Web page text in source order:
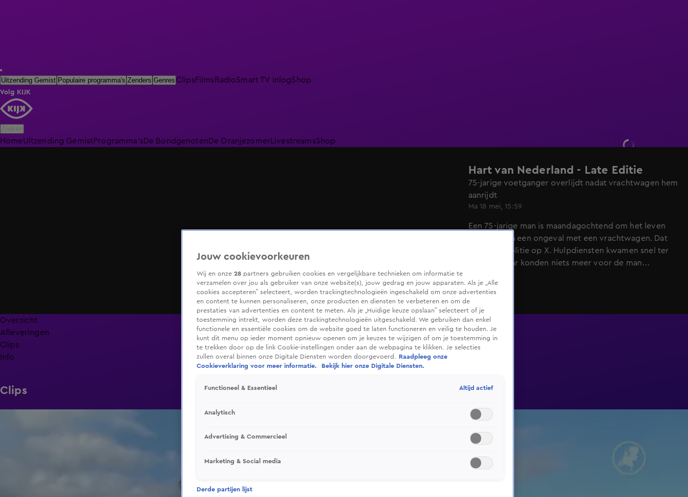
Uitzending Gemist Populaire programma's Zenders Genres ClipsFilmsRadioSmart TV inlogShop
Volg KIJK
HomeUitzending GemistProgramma'sDe BondgenotenDe Oranjezomer LivestreamsShop
Hart van Nederland - Late Editie
75-jarige voetganger overlijdt nadat vrachtwagen hem
aanrijdt
Ma 18 mei, 15:59
Een 75-jarige man is maandagochtend om het leven
gekomen na een ongeval met een vrachtwagen. Dat
meldt de politie op X. Hulpdiensten kwamen snel ter
plaatse, maar konden niets meer voor de man
Overzicht
Afleveringen
Clips
Info
Clips
Jouw cookievoorkeuren
Wij en onze 28 partners gebruiken cookies en vergelijkbare technieken om informatie te
verzamelen over jou als gebruiker van onze website(s), jouw gedrag en jouw apparaten. Als je „Alle
cookies accepteren” selecteert, worden trackingtechnologieën ingeschakeld om onze advertenties
en content te kunnen personaliseren, onze producten en diensten te verbeteren en om de
prestaties van advertenties en content te meten. Als je „Huidige keuze opslaan” selecteert of je
toestemming intrekt, worden deze trackingtechnologieën uitgeschakeld. We gebruiken dan enkel
functionele en essentiële cookies om de website goed te laten functioneren en veilig te houden. Je
kunt dit menu op ieder moment opnieuw openen om je keuzes te wijzigen of om je toestemming in
te trekken door op de link Cookie-instellingen onder aan de webpagina te klikken. Je selecties
zullen overal binnen onze Digitale Diensten worden doorgevoerd.
Raadpleeg onze
Cookieverklaring voor meer informatie.
Bekijk hier onze Digitale Diensten.
Functioneel & Essentieel Altijd actief
Analytisch
Advertising & Commercieel
Marketing & Social media
Derde partijen lijst